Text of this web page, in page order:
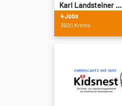
Karl Landsteiner ...
4 Jobs
3500 Krems